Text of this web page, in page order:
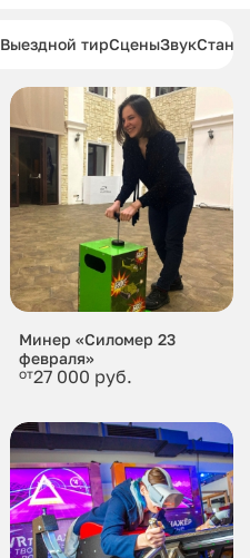
Выездной тирСценыЗвук
Минер «Силомер 23
февраля»
от27 000 руб.